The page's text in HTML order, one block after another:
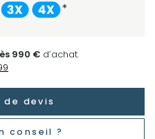
*
990 € d’achat.
de devis
conseil ?